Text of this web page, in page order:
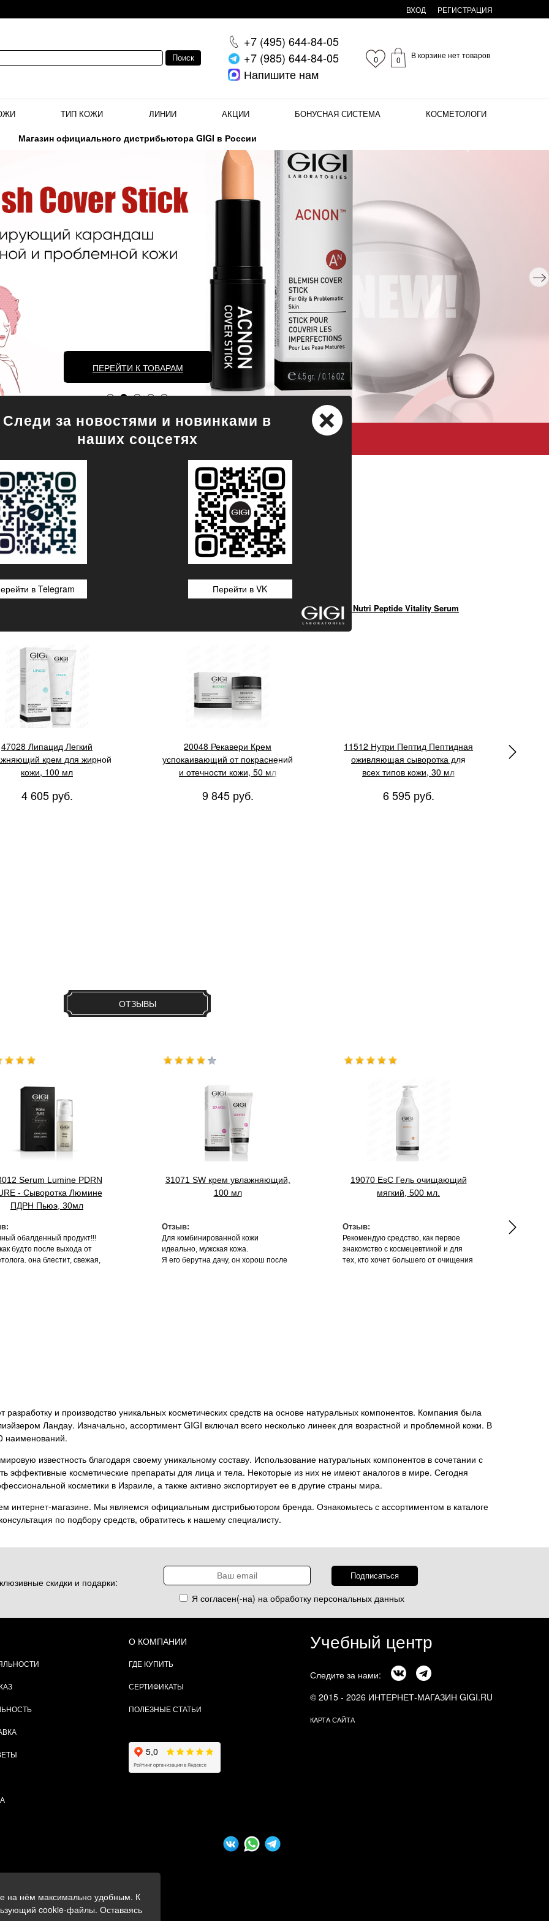
ВХОД РЕГИСТРАЦИЯ
0 0 В корзине нет товаров
+7 (495) 644-84-05
+7 (985) 644-84-05
Напишите нам
ТИП КОЖИ ЛИНИИ АКЦИИ БОНУСНАЯ СИСТЕМА КОСМЕТОЛОГИ
Магазин официального дистрибьютора GIGI в России
ПЕРЕЙТИ К ТОВАРАМ
косметика GIGI — официальный сайт
47028 Липацид Легкий
крем для жирной
кожи, 100 мл
4 605 руб.
20048 Рекавери Крем
успокаивающий от покраснений
и отечности кожи, 50 мл
9 845 руб.
GIGI Nutri Peptide Vitality Serum
11512 Нутри Пептид Пептидная
оживляющая сыворотка для
всех типов кожи, 30 мл
6 595 руб.
ОТЗЫВЫ
Serum Lumine PDRN
- Сыворотка Люмине
ПДРН Пьюэ, 30мл
обалденный продукт!!!
будто после выхода от
она блестит, свежая,
31071 SW крем увлажняющий,
100 мл
Отзыв:
Для комбинированной кожи
идеально, мужская кожа.
Я его берутна дачу, он хорош после
19070 EsC Гель очищающий
мягкий, 500 мл.
Отзыв:
Рекомендую средство, как первое
знакомство с космецевтикой и для
тех, кто хочет большего от очищения
и производство уникальных косметических средств на основе натуральных компонентов. Компания была
Ландау. Изначально, ассортимент GIGI включал всего несколько линеек для возрастной и проблемной кожи. В
наименований.
известность благодаря своему уникальному составу. Использование натуральных компонентов в сочетании с
эффективные косметические препараты для лица и тела. Некоторые из них не имеют аналогов в мире. Сегодня
косметики в Израиле, а также активно экспортирует ее в другие страны мира.
интернет-магазине. Мы являемся официальным дистрибьютором бренда. Ознакомьтесь с ассортиментом в каталоге
по подбору средств, обратитесь к нашему специалисту.
скидки и подарки:
Я согласен(-на) на обработку персональных данных
О КОМПАНИИ
ГДЕ КУПИТЬ
СЕРТИФИКАТЫ
ПОЛЕЗНЫЕ СТАТЬИ
Учебный центр
Следите за нами:
© 2015 - 2026 ИНТЕРНЕТ-МАГАЗИН GIGI.RU
КАРТА САЙТА
+
Следи за новостями и новинками в
наших соцсетях
в Telegram Перейти в VK
на нём максимально удобным. К
cookie-файлы. Оставаясь